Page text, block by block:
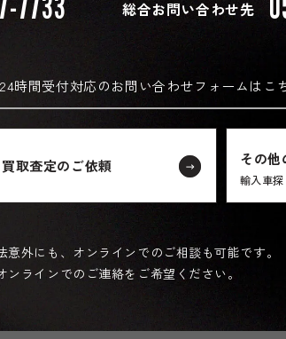
総合お問い合わせ先
24時間受付対応のお問い合わせフォームはこ
買取査定のご依頼 その他
輸入車
外にも、オンラインでのご相談も可能です。
ラインでのご連絡をご希望ください。